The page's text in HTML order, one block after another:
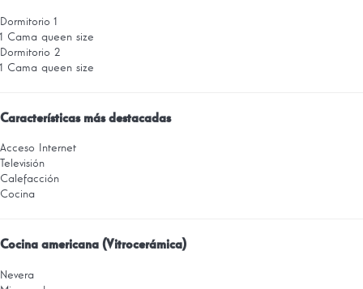
Dormitorio 1
1 Cama queen size
Dormitorio 2
1 Cama queen size
Características más destacadas
Acceso Internet
Televisión
Calefacción
Cocina
Cocina americana (Vitrocerámica)
Nevera